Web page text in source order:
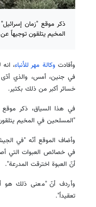
ذكر موقع "زمان
المخيم يتلقون توجيهاً عن
وأفادت وكالة مهر للأنباء،
خسائر أكبر من ذلك بكثير.
في هذا السياق، ذكر
"المسلحين في المخيم
وأضاف الموقع أنّه "في
في خصائص العبوات التي
أنّ العبوة اخترقت المدرعة".
وأردف أنّ "معنى ذلك هو
تعقيداً".